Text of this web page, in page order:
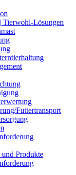
Tierwohl-Lösungen
Futtertransport
Produkte